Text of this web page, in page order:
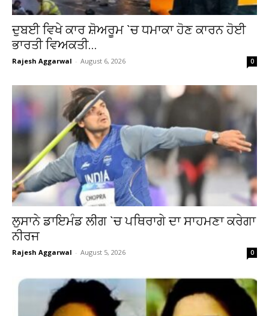
ਦੁਬਈ ਵਿਖੇ ਕਾਰ ਸ਼ੋਅਰੂਮ `ਚ ਧਮਾਕਾ ਹੋਣ ਕਾਰਨ ਹੋਈ
ਭਾਰਤੀ ਵਿਅਕਤੀ...
Rajesh Aggarwal - August 6, 2026 0
ਲੁਸਾਨੇ ਡਾਇਮੰਡ ਲੀਗ `ਚ ਪਥਿਰਾਗੇ ਦਾ ਸਾਹਮਣਾ ਕਰੇਗਾ
ਨੀਰਜ
Rajesh Aggarwal - August 5, 2026 0